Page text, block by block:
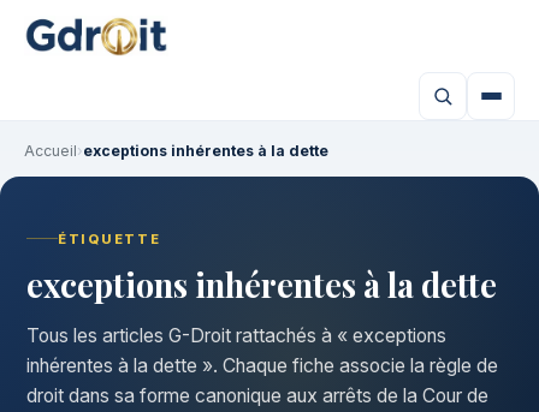
Accueil›exceptions inhérentes à la dette
ÉTIQUETTE
exceptions inhérentes à la dette
Tous les articles G-Droit rattachés à « exceptions
inhérentes à la dette ». Chaque fiche associe la règle de
droit dans sa forme canonique aux arrêts de la Cour de